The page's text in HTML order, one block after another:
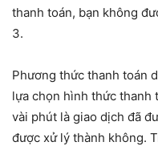
thanh toán, bạn không
3.
Phương thức thanh toán
lựa chọn hình thức thanh
vài phút là giao dịch đã
được xử lý thành không.